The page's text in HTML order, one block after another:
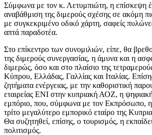
Σύμφωνα με τον κ. Λετυμπιώτη, η επίσκεψη
αναβάθμιση της διμερούς σχέσης σε ακόμη
με συγκεκριμένο οδικό χάρτη, σαφείς
απτά παραδοτέα.
Στο επίκεντρο των συνομιλιών, είπε, θα
της διμερούς συνεργασίας, η άμυνα και η
διμερώς, όσο και στο πλαίσιο της
Κύπρου, Ελλάδας, Γαλλίας και Ιταλίας.
ζητήματα ενέργειας, με την καθοριστική
εταιρείας ΕΝΙ στην κυπριακή ΑΟΖ, η
εμπόριο, που, σύμφωνα με τον Εκπρόσωπο, η
τρίτο μεγαλύτερο εμπορικό εταίρο της
Θα συζητηθεί, επίσης, ο τουρισμός, η
πολιτισμός.